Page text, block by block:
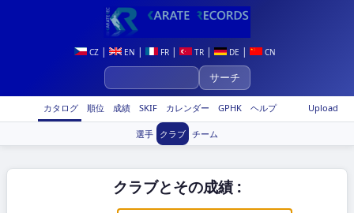
CZ| EN | FR| TR| DE | CN
Upload
カタログ 順位 成績 SKIF カレンダー GPHK ヘルプ
選手 クラブ チーム
クラブとその成績 :